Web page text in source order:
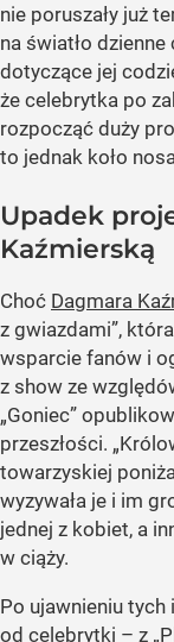
nie poruszały już
na światło
dotyczące jej
że celebrytka po
rozpocząć duży
to jednak koło
Upadek
Kaźmierską
Choć Dagmara
z gwiazdami”,
wsparcie fanów i
z show ze
„Goniec”
przeszłości.
towarzyskiej
wyzywała je i im
jednej z kobiet, a
w ciąży.
Po ujawnieniu
od celebrytki – z